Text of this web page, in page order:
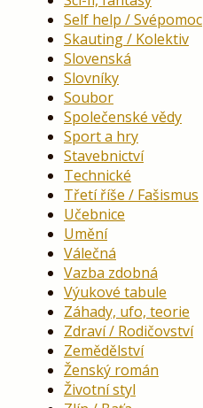
Self help / Svépomoc
Skauting / Kolektiv
Slovenská
Slovníky
Soubor
Společenské vědy
Sport a hry
Stavebnictví
Technické
Třetí říše / Fašismus
Učebnice
Umění
Válečná
Vazba zdobná
Výukové tabule
Záhady, ufo, teorie
Zdraví / Rodičovství
Zemědělství
Ženský román
Životní styl